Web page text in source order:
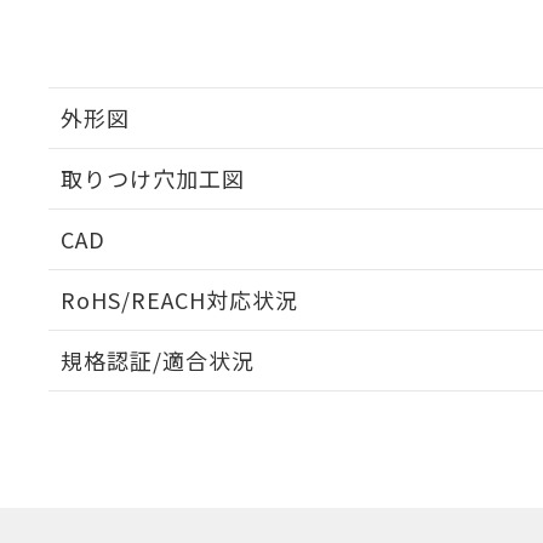
外形図
取りつけ穴加工図
CAD
RoHS/REACH対応状況
EU RoHS 注意事項・凡例
規格認証/適合状況